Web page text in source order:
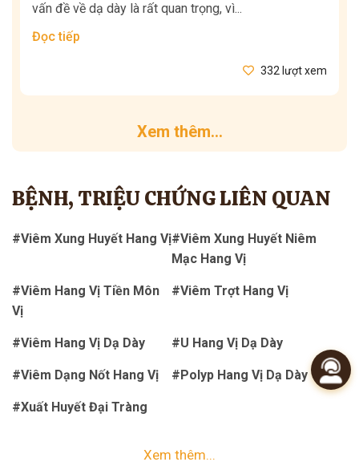
vấn đề về dạ dày là rất quan trọng, vì...
Đọc tiếp
332 lượt xem
Xem thêm...
BỆNH, TRIỆU CHỨNG LIÊN QUAN
#Viêm Xung Huyết Hang Vị#Viêm Xung Huyết Niêm
Mạc Hang Vị
#Viêm Hang Vị Tiền Môn
Vị
#Viêm Trợt Hang Vị
#Viêm Hang Vị Dạ Dày #U Hang Vị Dạ Dày
#Viêm Dạng Nốt Hang Vị #Polyp Hang Vị Dạ Dày
#Xuất Huyết Đại Tràng
Xem thêm...